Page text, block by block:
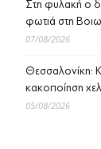
Στη φυλακή ο
φωτιά στη
07/08/2026
Θεσσαλονίκη:
κακοποίηση
05/08/2026